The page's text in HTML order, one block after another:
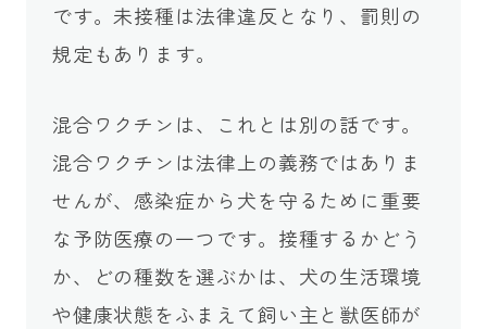
です。未接種は法律違反となり、罰則の
規定もあります。
混合ワクチンは、これとは別の話です。
混合ワクチンは法律上の義務ではありま
せんが、感染症から犬を守るために重要
な予防医療の一つです。接種するかどう
か、どの種数を選ぶかは、犬の生活環境
や健康状態をふまえて飼い主と獣医師が